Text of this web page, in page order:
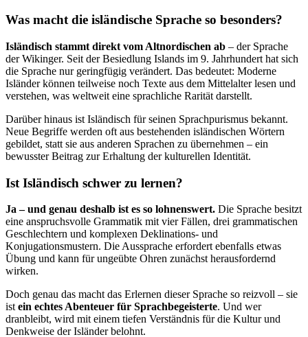
Was macht die isländische Sprache so besonders?
Isländisch stammt direkt vom Altnordischen ab – der Sprache
der Wikinger. Seit der Besiedlung Islands im 9. Jahrhundert hat sich
die Sprache nur geringfügig verändert. Das bedeutet: Moderne
Isländer können teilweise noch Texte aus dem Mittelalter lesen und
verstehen, was weltweit eine sprachliche Rarität darstellt.
Darüber hinaus ist Isländisch für seinen Sprachpurismus bekannt.
Neue Begriffe werden oft aus bestehenden isländischen Wörtern
gebildet, statt sie aus anderen Sprachen zu übernehmen – ein
bewusster Beitrag zur Erhaltung der kulturellen Identität.
Ist Isländisch schwer zu lernen?
Ja – und genau deshalb ist es so lohnenswert. Die Sprache besitzt
eine anspruchsvolle Grammatik mit vier Fällen, drei grammatischen
Geschlechtern und komplexen Deklinations- und
Konjugationsmustern. Die Aussprache erfordert ebenfalls etwas
Übung und kann für ungeübte Ohren zunächst herausfordernd
wirken.
Doch genau das macht das Erlernen dieser Sprache so reizvoll – sie
ist ein echtes Abenteuer für Sprachbegeisterte. Und wer
dranbleibt, wird mit einem tiefen Verständnis für die Kultur und
Denkweise der Isländer belohnt.